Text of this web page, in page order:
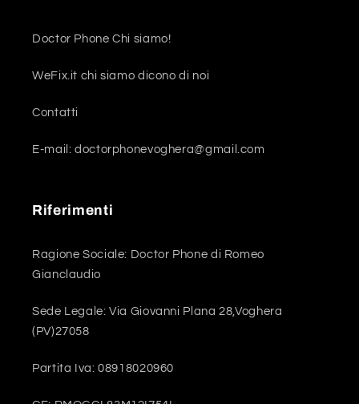
Doctor Phone Chi siamo!
WeFix.it chi siamo dicono di noi
Contatti
E-mail: doctorphonevoghera@gmail.com
Riferimenti
Ragione Sociale: Doctor Phone di Romeo
Gianclaudio
Sede Legale: Via Giovanni Plana 28,Voghera
(PV)27058
Partita Iva: 08918020960